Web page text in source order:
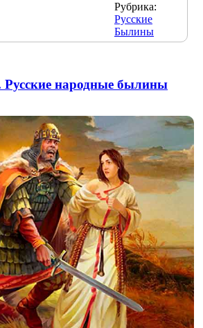
Рубрика:
Русские
Былины
Русские народные былины